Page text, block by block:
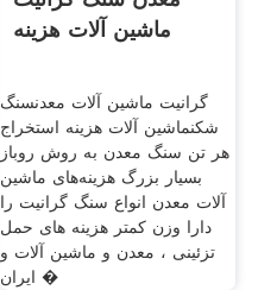
ماشین آلات هزینه
گرانیت ماشین آلات معدنسنگ
شکنماشین آلات هزينه استخراج
هر تن سنگ معدن به روش روباز
بسیار بزرگ هزینه‌های ماشین
آلات معدن انواع سنگ گرانیت را
دارا وزن کمتر هزینه های حمل
تزئینی ، معدن و ماشین آلات و
ایران �